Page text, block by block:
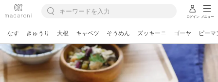
ログイン メニュー
なす きゅうり 大根 キャベツ そうめん ズッキーニ ゴーヤ ピーマ